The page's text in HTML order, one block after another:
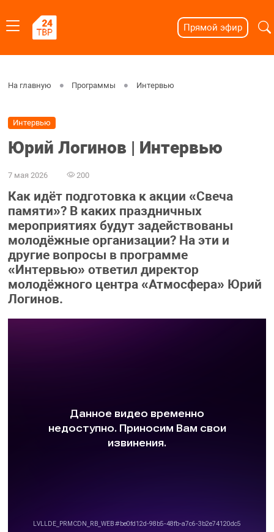
Прямой эфир
На главную Программы Интервью
Интервью
Юрий Логинов | Интервью
7 мая 2026 200
Как идёт подготовка к акции «Свеча
памяти»? В каких праздничных
мероприятиях будут задействованы
молодёжные организации? На эти и
другие вопросы в программе
«Интервью» ответил директор
молодёжного центра «Атмосфера» Юрий
Логинов.